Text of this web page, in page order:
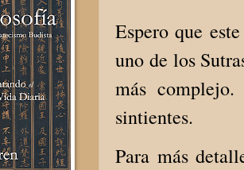
Espero que
uno de los
más
sintientes.
Para más